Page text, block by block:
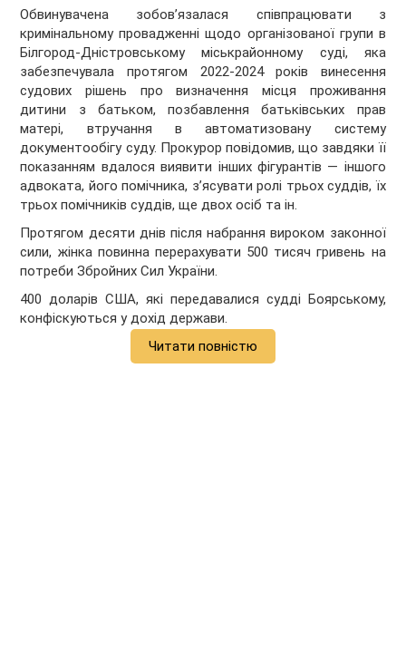
Обвинувачена зобовʼязалася співпрацювати з
кримінальному провадженні щодо організованої групи в
Білгород-Дністровському міськрайонному суді, яка
забезпечувала протягом 2022-2024 років винесення
судових рішень про визначення місця проживання
дитини з батьком, позбавлення батьківських прав
матері, втручання в автоматизовану систему
документообігу суду. Прокурор повідомив, що завдяки її
показанням вдалося виявити інших фігурантів — іншого
адвоката, його помічника, зʼясувати ролі трьох суддів, їх
трьох помічників суддів, ще двох осіб та ін.
Протягом десяти днів після набрання вироком законної
сили, жінка повинна перерахувати 500 тисяч гривень на
потреби Збройних Сил України.
400 доларів США, які передавалися судді Боярському,
конфіскуються у дохід держави.
Читати повністю